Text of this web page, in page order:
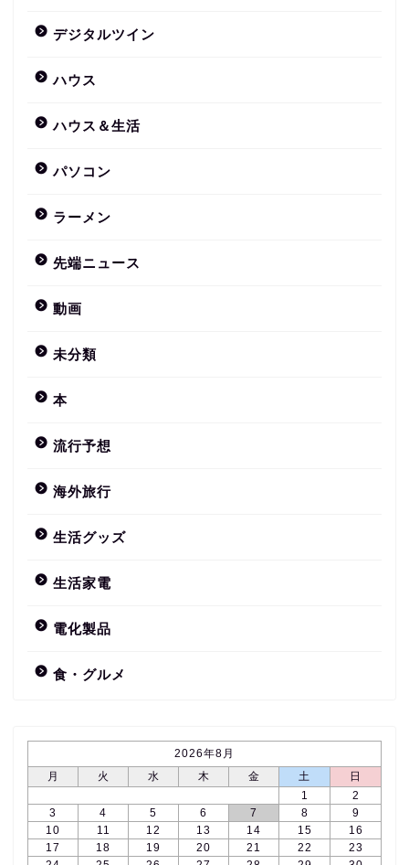
デジタルツイン
ハウス
ハウス＆生活
パソコン
ラーメン
先端ニュース
動画
未分類
本
流行予想
海外旅行
生活グッズ
生活家電
電化製品
食・グルメ
2026年8月
月
火 水 木 金 土
日
1
2
3
4 5 6 7 8
9
10
11 12 13 14 15
16
17
18 19 20 21 22
23